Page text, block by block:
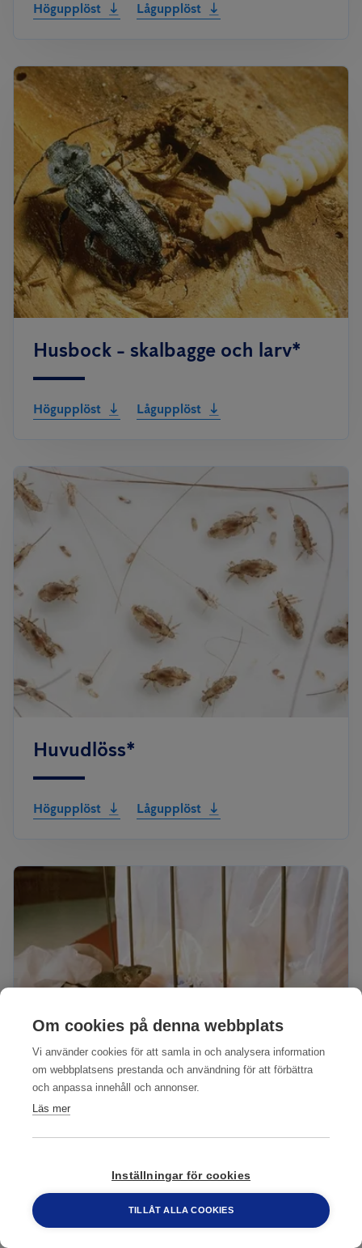
Högupplöst Lågupplöst
Husbock - skalbagge och larv*
Högupplöst Lågupplöst
Huvudlöss*
Högupplöst Lågupplöst
Högupplöst Lågupplöst
Om cookies på denna webbplats
Vi använder cookies för att samla in och analysera information
om webbplatsens prestanda och användning för att förbättra
och anpassa innehåll och annonser.
Läs mer
Inställningar för cookies
TILLÅT ALLA COOKIES